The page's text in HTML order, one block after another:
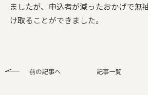
ましたが、申込者が減ったおかげで無
け取ることができました。
前の記事へ 記事一覧